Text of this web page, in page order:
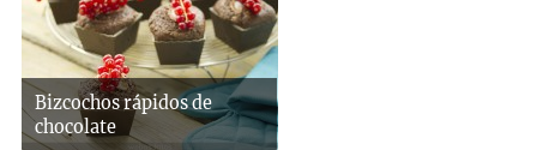
Bizcochos rápidos de
chocolate